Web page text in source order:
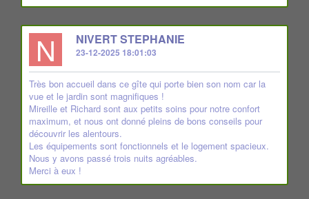
N NIVERT STEPHANIE
23-12-2025 18:01:03
Très bon accueil dans ce gîte qui porte bien son nom car la
vue et le jardin sont magnifiques !
Mireille et Richard sont aux petits soins pour notre confort
maximum, et nous ont donné pleins de bons conseils pour
découvrir les alentours.
Les équipements sont fonctionnels et le logement spacieux.
Nous y avons passé trois nuits agréables.
Merci à eux !